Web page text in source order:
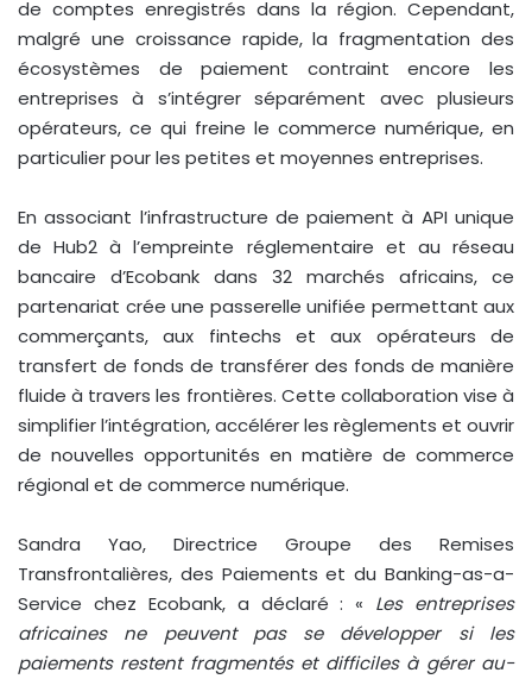
de comptes enregistrés dans la région. Cependant,
malgré une croissance rapide, la fragmentation des
écosystèmes de paiement contraint encore les
entreprises à s’intégrer séparément avec plusieurs
opérateurs, ce qui freine le commerce numérique, en
particulier pour les petites et moyennes entreprises.
En associant l’infrastructure de paiement à API unique
de Hub2 à l’empreinte réglementaire et au réseau
bancaire d’Ecobank dans 32 marchés africains, ce
partenariat crée une passerelle unifiée permettant aux
commerçants, aux fintechs et aux opérateurs de
transfert de fonds de transférer des fonds de manière
fluide à travers les frontières. Cette collaboration vise à
simplifier l’intégration, accélérer les règlements et ouvrir
de nouvelles opportunités en matière de commerce
régional et de commerce numérique.
Sandra Yao, Directrice Groupe des Remises
Transfrontalières, des Paiements et du Banking-as-a-
Service chez Ecobank, a déclaré : « Les entreprises
africaines ne peuvent pas se développer si les
paiements restent fragmentés et difficiles à gérer au-